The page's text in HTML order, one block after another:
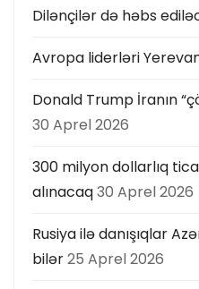
Dilənçilər də həbs
Avropa liderləri
Donald Trump İranın
30 Aprel 2026
300 milyon dollarlıq
alınacaq30 Aprel 2026
Rusiya ilə danışıqlar
bilər25 Aprel 2026